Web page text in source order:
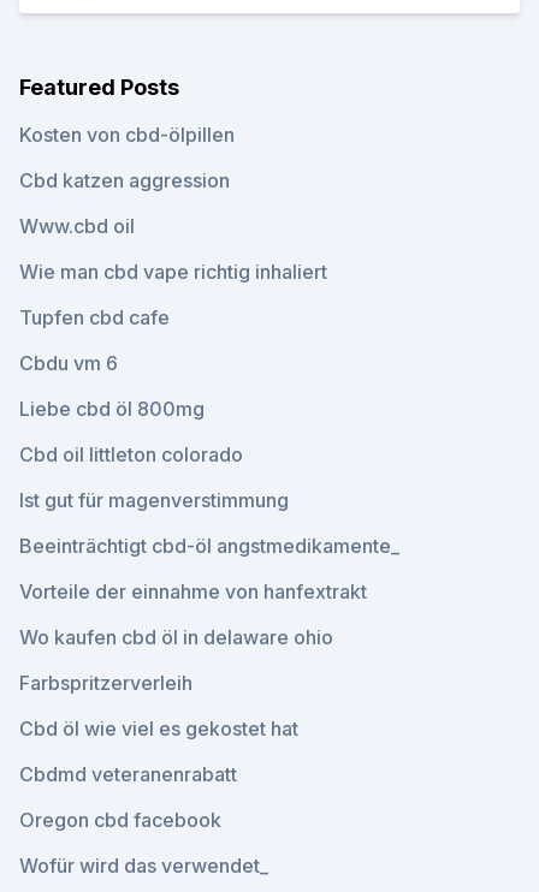
Featured Posts
Kosten von cbd-ölpillen
Cbd katzen aggression
Www.cbd oil
Wie man cbd vape richtig inhaliert
Tupfen cbd cafe
Cbdu vm 6
Liebe cbd öl 800mg
Cbd oil littleton colorado
Ist gut für magenverstimmung
Beeinträchtigt cbd-öl angstmedikamente_
Vorteile der einnahme von hanfextrakt
Wo kaufen cbd öl in delaware ohio
Farbspritzerverleih
Cbd öl wie viel es gekostet hat
Cbdmd veteranenrabatt
Oregon cbd facebook
Wofür wird das verwendet_